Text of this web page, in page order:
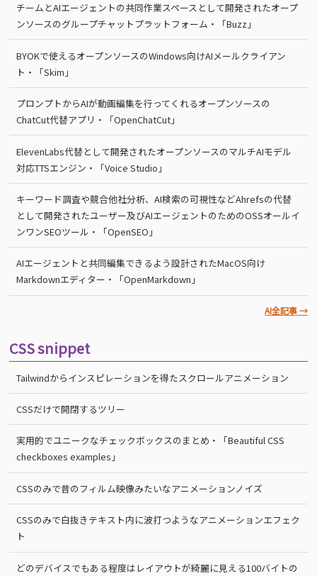
チームとAIエージェントの共同作業スペースとして開発されたオープ
ンソースのグループチャットプラットフォーム・「Buzz」
BYOKで使えるオープンソースのWindows向けAIメールクライアン
ト・「Skim」
プロンプトからAIが動画編集を行ってくれるオープンソースの
ChatCut代替アプリ・「OpenChatCut」
ElevenLabs代替として開発されたオープンソースのマルチAIモデル
対応TTSエンジン・「Voice Studio」
キーワード調査や競合他社分析、AI検索の可視性などAhrefsの代替
として開発されたユーザー及びAIエージェントのためのOSSオールイ
ンワンSEOツール・「OpenSEO」
AIエージェントと共同編集できるよう設計されたMacOS向け
Markdownエディター・「OpenMarkdown」
AI全記事 →
CSS snippet
Tailwindからインスピレーションを得たスクロールアニメーション
CSSだけで開閉するツリー
実用的でユニークなチェックボックスのまとめ・「Beautiful CSS
checkboxes examples」
CSSのみで昔のフィルム映像みたいなアニメーションノイズ
CSSのみで白抜きテキスト内に波打つようなアニメーションエフェク
ト
どのデバイスでもある程度はレイアウトが綺麗に見える100バイトの